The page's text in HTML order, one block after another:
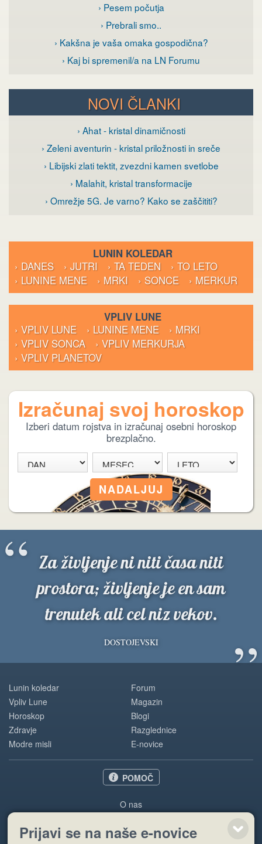
› Pesem počutja
› Prebrali smo..
› Kakšna je vaša omaka gospodična?
› Kaj bi spremenil/a na LN Forumu
NOVI ČLANKI
› Ahat - kristal dinamičnosti
› Zeleni aventurin - kristal priložnosti in sreče
› Libijski zlati tektit, zvezdni kamen svetlobe
› Malahit, kristal transformacije
› Omrežje 5G. Je varno? Kako se zaščititi?
LUNIN KOLEDAR
› DANES
› JUTRI › TA TEDEN
› TO LETO
› LUNINE MENE
› MRKI › SONCE › MERKUR
VPLIV LUNE
› VPLIV LUNE
› LUNINE MENE
› MRKI
› VPLIV SONCA
› VPLIV MERKURJA
› VPLIV PLANETOV
Izračunaj svoj horoskop
Izberi datum rojstva in izračunaj osebni horoskop
brezplačno.
Za življenje ni niti časa niti
prostora; življenje je en sam
trenutek ali cel niz vekov.
DOSTOJEVSKI ”
“
Lunin koledar
Vpliv Lune
Horoskop
Zdravje
Modre misli
Forum
Magazin
Blogi
Razglednice
E-novice
POMOČ
O nas
Pogoji uporabe
Prijavi se na naše e-novice